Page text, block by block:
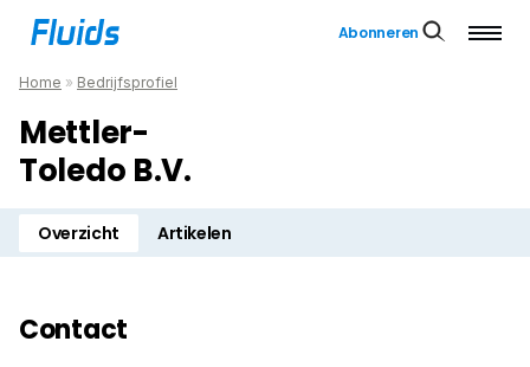
Abonneren
Home » Bedrijfsprofiel
Mettler-
Toledo B.V.
Overzicht Artikelen
Contact